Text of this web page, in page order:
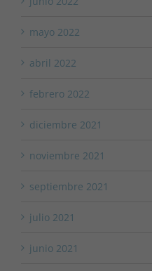
mayo 2022
abril 2022
febrero 2022
diciembre 2021
noviembre 2021
septiembre 2021
julio 2021
junio 2021